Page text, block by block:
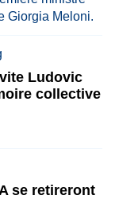
Ludovic
collective
se retireront